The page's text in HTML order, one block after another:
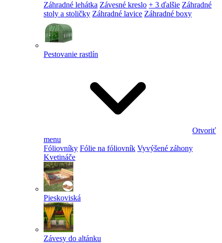
Záhradné lehátka Závesné kreslo + 3 ďalšie Záhradné
stoly a stoličky Záhradné lavice Záhradné boxy
Pestovanie rastlín
Otvoriť
menu
Fóliovníky Fólie na fóliovník Vyvýšené záhony
Kvetináče
Pieskoviská
Závesy do altánku